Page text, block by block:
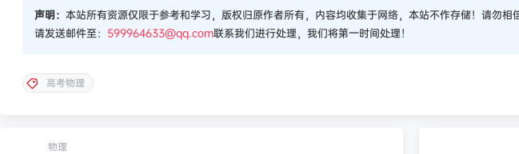
声明： 本站所有资源仅限于参考和学习，版权归原作者所有，内容均收集于网络，本站不作存储！请勿相
请发送邮件至： 599964633@qq.com联系我们进行处理，我们将第一时间处理！
高考物理
物理